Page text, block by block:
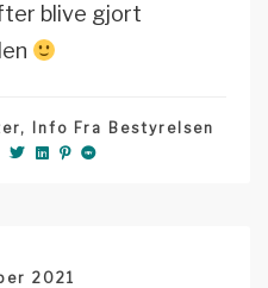
blive gjort
, Info Fra Bestyrelsen
2021